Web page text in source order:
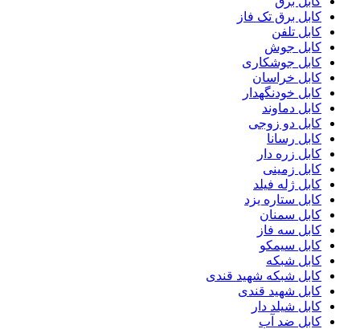
کابل برق تک فاز
کابل تلفن
کابل جوش
کابل جوشکاری
کابل خراسان
کابل خودنگهدار
کابل دماوند
کابل دو زوجی
کابل رسانا
کابل زره دار
کابل زمینی
کابل ژله فیلد
کابل ستاره یزد
کابل سمنان
کابل سه فاز
کابل سیمکو
کابل شبکه
کابل شبکه شهید قندی
کابل شهید قندی
کابل شیلد دار
کابل ضد آب